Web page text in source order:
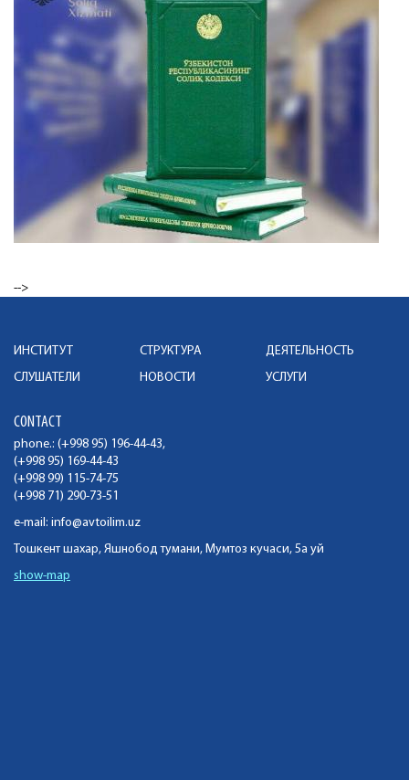
-->
ИНСТИТУТ СТРУКТУРА
ДЕЯТЕЛЬНОСТЬ
СЛУШАТЕЛИ
НОВОСТИ УСЛУГИ
CONTACT
phone.: (+998 95) 196-44-43,
(+998 95) 169-44-43
(+998 99) 115-74-75
(+998 71) 290-73-51
e-mail: info@avtoilim.uz
Тошкент шахар, Яшнобод тумани, Мумтоз кучаси, 5а уй
show-map